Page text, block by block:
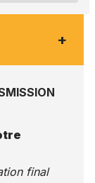
+
final